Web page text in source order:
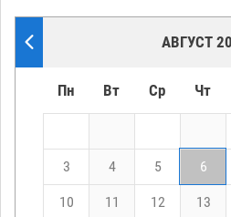
АВГУСТ
Пн Вт Ср Чт
3 4 5 6
10 11 12 13